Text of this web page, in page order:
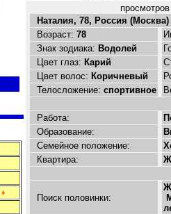
♦
Наталия, 78, Россия (Москва)
Возраст: 78
Знак зодиака: Водолей
Цвет глаз: Карий
Цвет волос: Коричневый
Телосложение: спортивное
Работа:
Образование:
Семейное положение:
Квартира:
Поиск половинки: